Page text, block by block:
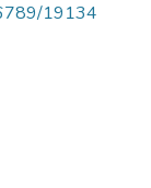
19134